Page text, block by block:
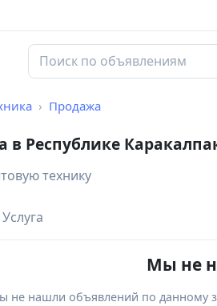
Продажа
в Республике
технику
Услуга
Мы не
нашли объявлений по данному